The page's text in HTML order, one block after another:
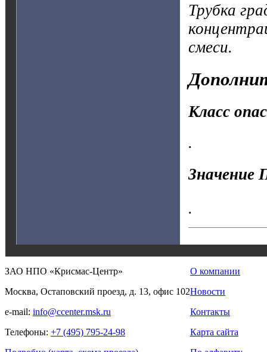
Трубка
смеси.
Класс
.
Значение
.
ЗАО НПО «Крисмас-Центр»
Москва, Остаповский проезд, д. 13, офис 102
e-mail: info@ccenter.msk.ru
Телефоны: +7 (495) 795-24-98
О компании
Новости
Контакты
Карта сайта